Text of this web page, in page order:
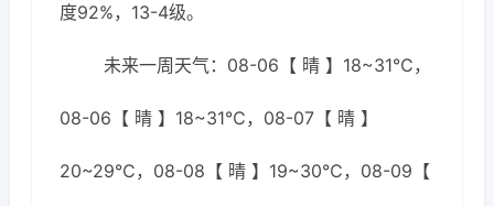
度92%，13-4级。
未来一周天气：08-06【 晴 】18~31℃，
08-06【 晴 】18~31℃，08-07【 晴 】
20~29℃，08-08【 晴 】19~30℃，08-09【